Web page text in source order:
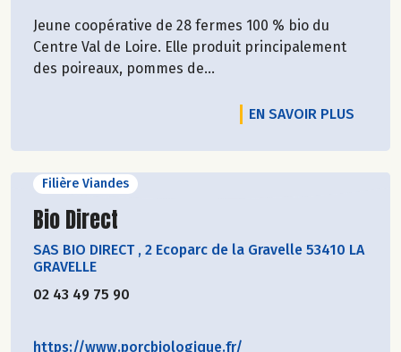
Jeune coopérative de 28 fermes 100 % bio du
Centre Val de Loire. Elle produit principalement
des poireaux, pommes de...
EN SAVOIR PLUS
Filière Viandes
Découvrir le producteur
Bio Direct
SAS BIO DIRECT , 2 Ecoparc de la Gravelle 53410 LA
GRAVELLE
02 43 49 75 90
https://www.porcbiologique.fr/